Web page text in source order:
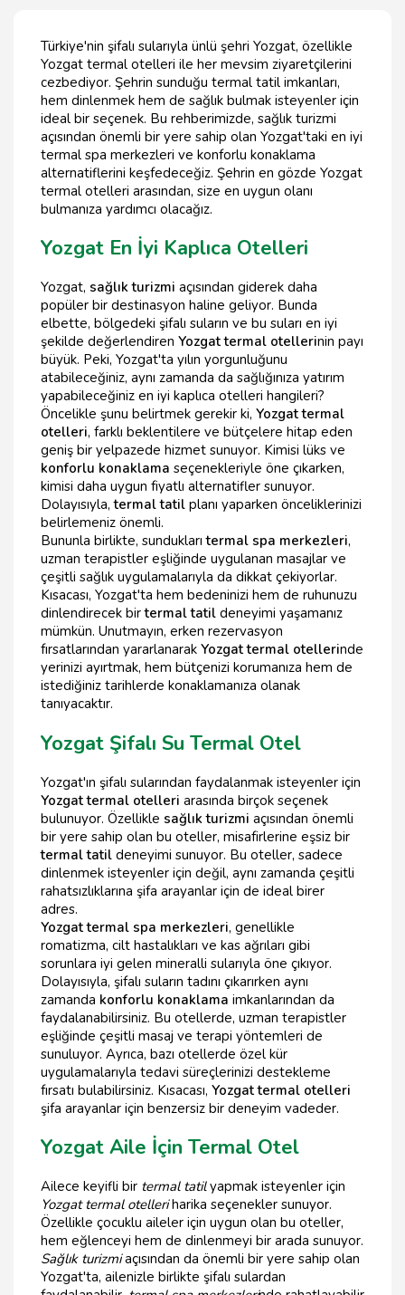
Türkiye'nin şifalı sularıyla ünlü şehri Yozgat, özellikle
Yozgat termal otelleri ile her mevsim ziyaretçilerini
cezbediyor. Şehrin sunduğu termal tatil imkanları,
hem dinlenmek hem de sağlık bulmak isteyenler için
ideal bir seçenek. Bu rehberimizde, sağlık turizmi
açısından önemli bir yere sahip olan Yozgat'taki en iyi
termal spa merkezleri ve konforlu konaklama
alternatiflerini keşfedeceğiz. Şehrin en gözde Yozgat
termal otelleri arasından, size en uygun olanı
bulmanıza yardımcı olacağız.
Yozgat En İyi Kaplıca Otelleri
Yozgat, sağlık turizmi açısından giderek daha
popüler bir destinasyon haline geliyor. Bunda
elbette, bölgedeki şifalı suların ve bu suları en iyi
şekilde değerlendiren Yozgat termal otellerinin payı
büyük. Peki, Yozgat'ta yılın yorgunluğunu
atabileceğiniz, aynı zamanda da sağlığınıza yatırım
yapabileceğiniz en iyi kaplıca otelleri hangileri?
Öncelikle şunu belirtmek gerekir ki, Yozgat termal
otelleri, farklı beklentilere ve bütçelere hitap eden
geniş bir yelpazede hizmet sunuyor. Kimisi lüks ve
konforlu konaklama seçenekleriyle öne çıkarken,
kimisi daha uygun fiyatlı alternatifler sunuyor.
Dolayısıyla,termal tatil planı yaparken önceliklerinizi
belirlemeniz önemli.
Bununla birlikte, sunduklarıtermal spa merkezleri,
uzman terapistler eşliğinde uygulanan masajlar ve
çeşitli sağlık uygulamalarıyla da dikkat çekiyorlar.
Kısacası, Yozgat'ta hem bedeninizi hem de ruhunuzu
dinlendirecek birtermal tatil deneyimi yaşamanız
mümkün. Unutmayın, erken rezervasyon
fırsatlarından yararlanarak Yozgat termal otellerinde
yerinizi ayırtmak, hem bütçenizi korumanıza hem de
istediğiniz tarihlerde konaklamanıza olanak
tanıyacaktır.
Yozgat Şifalı Su Termal Otel
Yozgat'ın şifalı sularından faydalanmak isteyenler için
Yozgat termal otelleri arasında birçok seçenek
bulunuyor. Özellikle sağlık turizmi açısından önemli
bir yere sahip olan bu oteller, misafirlerine eşsiz bir
termal tatil deneyimi sunuyor. Bu oteller, sadece
dinlenmek isteyenler için değil, aynı zamanda çeşitli
rahatsızlıklarına şifa arayanlar için de ideal birer
adres.
Yozgat termal spa merkezleri, genellikle
romatizma, cilt hastalıkları ve kas ağrıları gibi
sorunlara iyi gelen mineralli sularıyla öne çıkıyor.
Dolayısıyla, şifalı suların tadını çıkarırken aynı
zamanda konforlu konaklama imkanlarından da
faydalanabilirsiniz. Bu otellerde, uzman terapistler
eşliğinde çeşitli masaj ve terapi yöntemleri de
sunuluyor. Ayrıca, bazı otellerde özel kür
uygulamalarıyla tedavi süreçlerinizi destekleme
fırsatı bulabilirsiniz. Kısacası, Yozgat termal otelleri
şifa arayanlar için benzersiz bir deneyim vadeder.
Yozgat Aile İçin Termal Otel
Ailece keyifli bir termal tatilyapmak isteyenler için
Yozgat termal otelleriharika seçenekler sunuyor.
Özellikle çocuklu aileler için uygun olan bu oteller,
hem eğlenceyi hem de dinlenmeyi bir arada sunuyor.
Sağlık turizmiaçısından da önemli bir yere sahip olan
Yozgat'ta, ailenizle birlikte şifalı sulardan